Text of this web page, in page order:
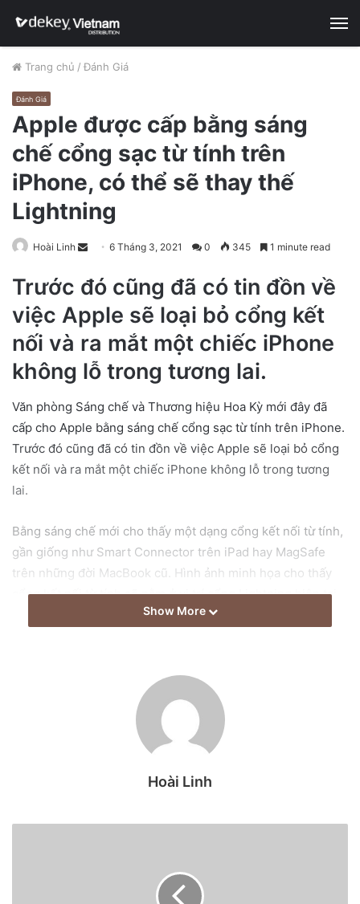
Trang chủ / Đánh Giá
Đánh Giá
Apple được cấp bằng sáng
chế cổng sạc từ tính trên
iPhone, có thể sẽ thay thế
Lightning
Hoài Linh
n
a
n
e
m
a
6 Tháng 3, 2021 0 345 1 minute read
Trước đó cũng đã có tin đồn về
việc Apple sẽ loại bỏ cổng kết
nối và ra mắt một chiếc iPhone
không lỗ trong tương lai.
Văn phòng Sáng chế và Thương hiệu Hoa Kỳ mới đây đã
cấp cho Apple bằng sáng chế cổng sạc từ tính trên iPhone.
Trước đó cũng đã có tin đồn về việc Apple sẽ loại bỏ cổng
kết nối và ra mắt một chiếc iPhone không lỗ trong tương
lai.
Bằng sáng chế mới cho thấy một dạng cổng kết nối từ tính,
gần giống như Smart Connector trên iPad hay MagSafe
trên những đời MacBook cũ. Hình ảnh minh họa cho thấy
cổng kết nối từ tính sẽ nằm ở vị trí cổng Lightning hiện tại,
chứ không phải ở mặt lưng như MagSafe trên iPhone 12.
điểm chìm, được kích hoạt từ tính bằng nam châm và liên
kết với các tiếp điểm của thiết bị. Kết nối từ tính có thể
Show More
Hoài Linh